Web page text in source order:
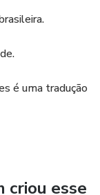
é uma tradução
em quatro
criou esse